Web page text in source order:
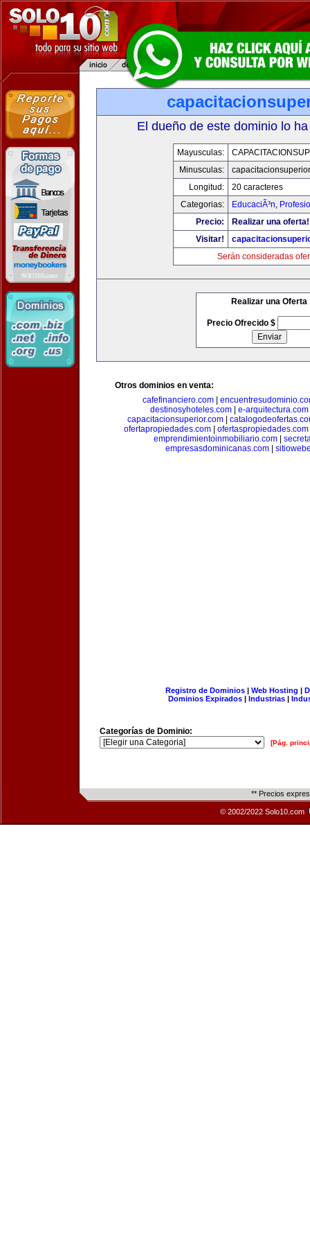
El dueño de este dominio lo
Mayusculas:
Minusculas:
Longitud:
20 caracteres
Categorias:
EducaciÃ³n,
Precio:
Realizar una oferta!
Visitar!
Serán consideradas
Realizar una Oferta
Precio Ofrecido $
Otros dominios en venta:
cafefinanciero.com
destinosyhoteles.com
e-arquitectura.com
capacitacionsuperior.com
ofertapropiedades.com
ofertaspropiedades.com
emprendimientoinmobiliario.com|
empresasdominicanas.com|
Registro de Dominios| Web Hosting |
Dominios Expirados | Industrias |
Categorías de Dominio:
[Pág.
** Precios
© 2002/2022 Solo10.com